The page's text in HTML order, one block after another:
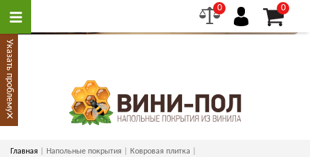
0 0
Главная Напольные покрытия
Ковровая плитка
Указать проблему
×